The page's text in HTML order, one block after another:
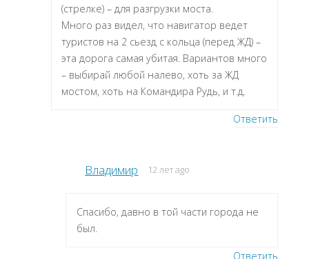
(стрелке) – для разгрузки моста.
Много раз видел, что навигатор ведет
туристов на 2 сьезд с кольца (перед ЖД) –
эта дорога самая убитая. Вариантов много
– выбирай любой налево, хоть за ЖД
мостом, хоть на Командира Рудь, и т.д.
Ответить
Владимир 12 лет ago
Спасибо, давно в той части города не
был.
Ответить